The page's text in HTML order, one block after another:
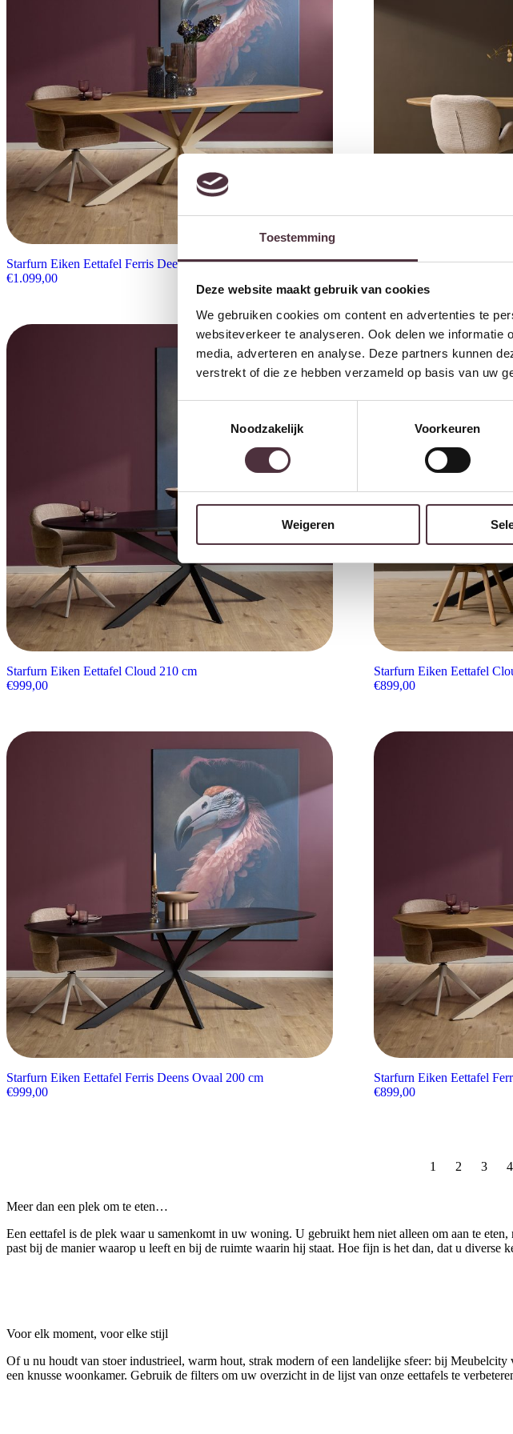
Toestemming
Deze website maakt gebruik van cookies
We gebruiken cookies om content en advertenties te
websiteverkeer te analyseren. Ook delen we
media, adverteren en analyse. Deze partners kunnen
verstrekt of die ze hebben verzameld op basis van uw
Noodzakelijk
Voorkeuren
Weigeren
Starfurn Eiken Eettafel Ferris Deens Ovaal 240 cm
€1.099,00
Starfurn Eiken Eettafel
Starfurn Eiken Eettafel Cloud 210 cm
€999,00
Starfurn Eiken Eettafel
€899,00
Starfurn Eiken Eettafel Ferris Deens Ovaal 200 cm
€999,00
Starfurn Eiken Eettafel
€899,00
1 2 3 4
Meer dan een plek om te eten…
Een eettafel is de plek waar u samenkomt in uw woning. U gebruikt hem niet alleen om aan te
past bij de manier waarop u leeft en bij de ruimte waarin hij staat. Hoe fijn is het dan, dat u
Voor elk moment, voor elke stijl
Of u nu houdt van stoer industrieel, warm hout, strak modern of een landelijke sfeer: bij
een knusse woonkamer. Gebruik de filters om uw overzicht in de lijst van onze eettafels te